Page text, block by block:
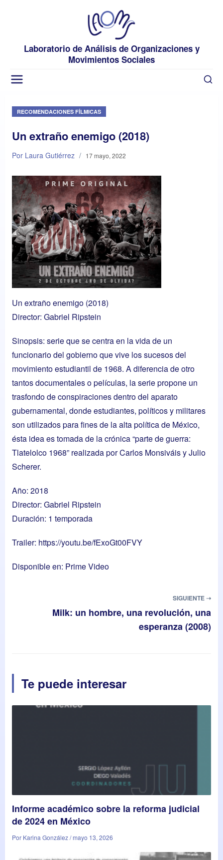
Laboratorio de Análisis de Organizaciones y
Movimientos Sociales
RECOMENDACIONES FÍLMICAS
Un extraño enemigo (2018)
Por Laura Gutiérrez / 17 mayo, 2022
Un extraño enemigo (2018)
Director: Gabriel Ripstein
Sinopsis: serie que se centra en la vida de un
funcionario del gobierno que vive los sucesos del
movimiento estudiantil de 1968. A diferencia de otro
tantos documentales o películas, la serie propone un
trasfondo de conspiraciones dentro del aparato
gubernamental, donde estudiantes, políticos y militares
son utilizados para fines de la alta política de México,
ésta idea es tomada de la crónica “parte de guerra:
Tlatelolco 1968” realizada por Carlos Monsiváis y Julio
Scherer.
Año: 2018
Director: Gabriel Ripstein
Duración: 1 temporada
Trailer: https://youtu.be/fExoGt00FVY
Disponible en: Prime Video
SIGUIENTE ➝
Milk: un hombre, una revolución, una
esperanza (2008)
Te puede interesar
Informe académico sobre la reforma judicial
de 2024 en México
Por Karina González / mayo 13, 2026